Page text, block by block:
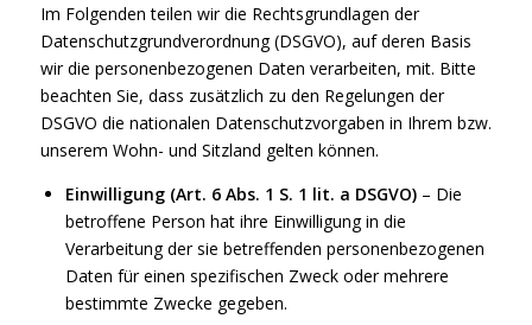
Im Folgenden teilen wir die Rechtsgrundlagen der
Datenschutzgrundverordnung (DSGVO), auf deren Basis
wir die personenbezogenen Daten verarbeiten, mit. Bitte
beachten Sie, dass zusätzlich zu den Regelungen der
DSGVO die nationalen Datenschutzvorgaben in Ihrem bzw.
unserem Wohn- und Sitzland gelten können.
Einwilligung (Art. 6 Abs. 1 S. 1 lit. a DSGVO)– Die
betroffene Person hat ihre Einwilligung in die
Verarbeitung der sie betreffenden personenbezogenen
Daten für einen spezifischen Zweck oder mehrere
bestimmte Zwecke gegeben.